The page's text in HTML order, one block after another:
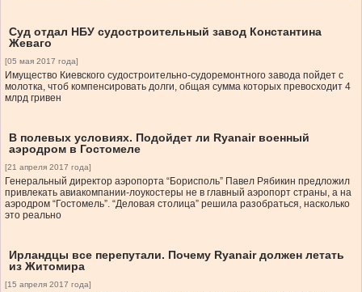
Суд отдал НБУ судостроительный завод Константина
Жеваго
[05 мая 2017 года]
Имущество Киевского судостроительно-судоремонтного завода пойдет с
молотка, чтоб компенсировать долги, общая сумма которых превосходит 4
млрд гривен
В полевых условиях. Подойдет ли Ryanair военный
аэродром в Гостомеле
[21 апреля 2017 года]
Генеральный директор аэропорта “Борисполь” Павел Рябикин предложил
привлекать авиакомпании-лоукостеры не в главный аэропорт страны, а на
аэродром “Гостомель”. “Деловая столица” решила разобраться, насколько
это реально
Ирландцы все перепутали. Почему Ryanair должен летать
из Житомира
[15 апреля 2017 года]